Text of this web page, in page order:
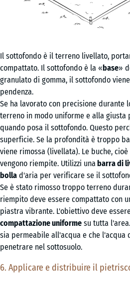
Il sottofondo è il terreno livellato,
compattato. Il sottofondo è la « base»
granulato di gomma, il sottofondo
pendenza.
Se ha lavorato con precisione durante
terreno in modo uniforme e alla giusta
quando posa il sottofondo. Questo
superficie. Se la profondità è troppo
viene rimossa (livellata). Le buche,
vengono riempite. Utilizzi una barra di
bolla d'aria per verificare se il
Se è stato rimosso troppo terreno
riempito deve essere compattato con
piastra vibrante. L'obiettivo deve
compattazione uniforme su tutta
sia permeabile all'acqua e che l'acqua
penetrare nel sottosuolo.
6. Applicare e distribuire il